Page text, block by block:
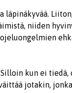
läpinäkyvää.
niiden
kun ei
jotakin, jonka